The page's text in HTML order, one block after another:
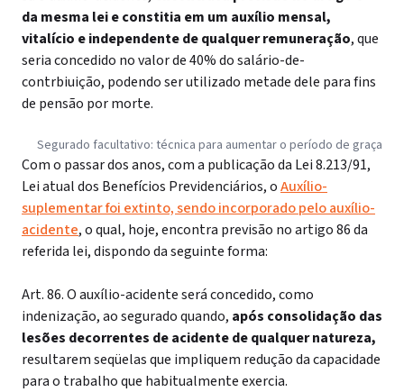
da mesma lei e constitia em um auxílio mensal,
vitalício e independente de qualquer remuneração, que
seria concedido no valor de 40% do salário-de-
contrbiuição, podendo ser utilizado metade dele para fins
de pensão por morte.
Segurado facultativo: técnica para aumentar o período de graça
Com o passar dos anos, com a publicação da Lei 8.213/91,
Lei atual dos Benefícios Previdenciários, oAuxílio-
suplementar foi extinto, sendo incorporado pelo auxílio-
acidente, o qual, hoje, encontra previsão no artigo 86 da
referida lei, dispondo da seguinte forma:
Art. 86. O auxílio-acidente será concedido, como
indenização, ao segurado quando, após consolidação das
lesões decorrentes de acidente de qualquer natureza,
resultarem seqüelas que impliquem redução da capacidade
para o trabalho que habitualmente exercia.